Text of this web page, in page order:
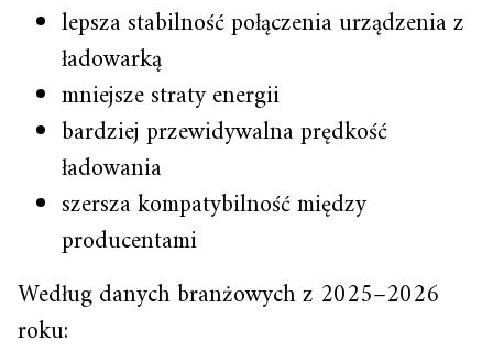
lepsza stabilność połączenia urządzenia z
ładowarką
mniejsze straty energii
bardziej przewidywalna prędkość
ładowania
szersza kompatybilność między
producentami
Według danych branżowych z 2025–2026
roku: